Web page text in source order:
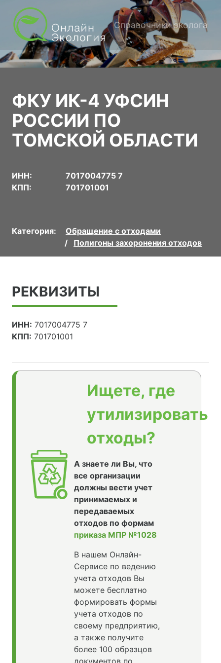
Справочники эколога
ФКУ ИК-4 УФСИН
РОССИИ ПО
ТОМСКОЙ ОБЛАСТИ
ИНН:
7017004775 7
КПП:
701701001
Категория:
Обращение с отходами
Полигоны захоронения отходов
РЕКВИЗИТЫ
ИНН: 7017004775 7
КПП: 701701001
Ищете, где
утилизировать
отходы?
А знаете ли Вы, что
все организации
должны вести учет
принимаемых и
передаваемых
отходов по формам
приказа МПР №1028
В нашем Онлайн-
Сервисе по ведению
учета отходов Вы
можете бесплатно
формировать формы
учета отходов по
своему предприятию,
а также получите
более 100 образцов
документов по